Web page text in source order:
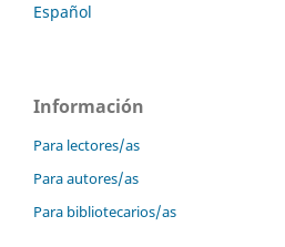
Español
Información
Para lectores/as
Para autores/as
Para bibliotecarios/as